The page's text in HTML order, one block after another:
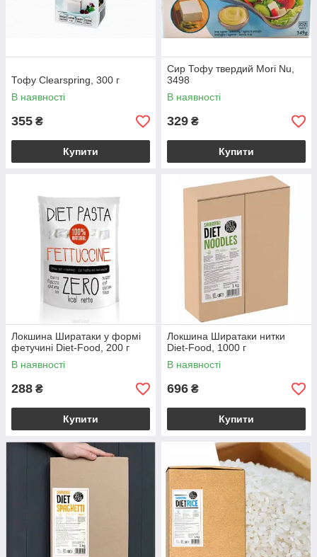
Тофу Clearspring, 300 г
В наявності
355 ₴
Купити
Сир Тофу твердий Mori Nu,
3498
В наявності
329 ₴
Купити
Локшина Ширатаки у формі
фетучині Diet-Food, 200 г
В наявності
288 ₴
Купити
Локшина Ширатаки нитки
Diet-Food, 1000 г
В наявності
696 ₴
Купити